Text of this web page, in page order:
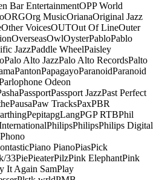
Bar EntertainmentOPP World
ORGOrg MusicOrianaOriginal Jazz
Other VoicesOUTOut Of LineOuter
OverseasOwlOysterPabloPablo
JazzPaddle WheelPaisley
Palo Alto JazzPalo Alto RecordsPalto
PantonPapagayoParanoidParanoid
Odeon
PassportPassport JazzPast Perfect
PausaPaw TracksPaxPBR
PepitapgLangPGP RTBPhil
PhilipsPhilipsPhilips Digital
Phono
Piano PianoPiasPick
33PiePieaterPilzPink ElephantPink
It Again SamPlay